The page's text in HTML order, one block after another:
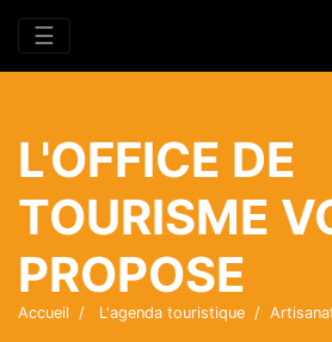
☰
L'OFFICE DE
TOURISME
PROPOSE
Accueil L'agenda touristique